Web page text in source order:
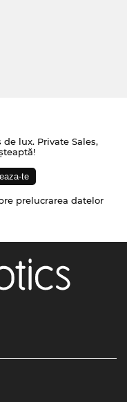
lux. Private Sales,
prelucrarea datelor